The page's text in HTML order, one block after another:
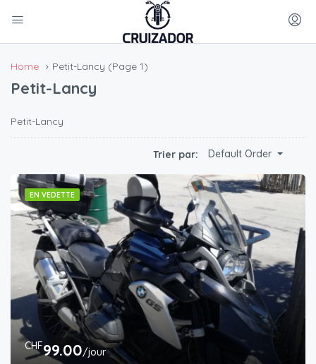
Home Petit-Lancy (Page 1)
Petit-Lancy
Petit-Lancy
Trier par: Default Order
EN VEDETTE
CHF99.00/jour